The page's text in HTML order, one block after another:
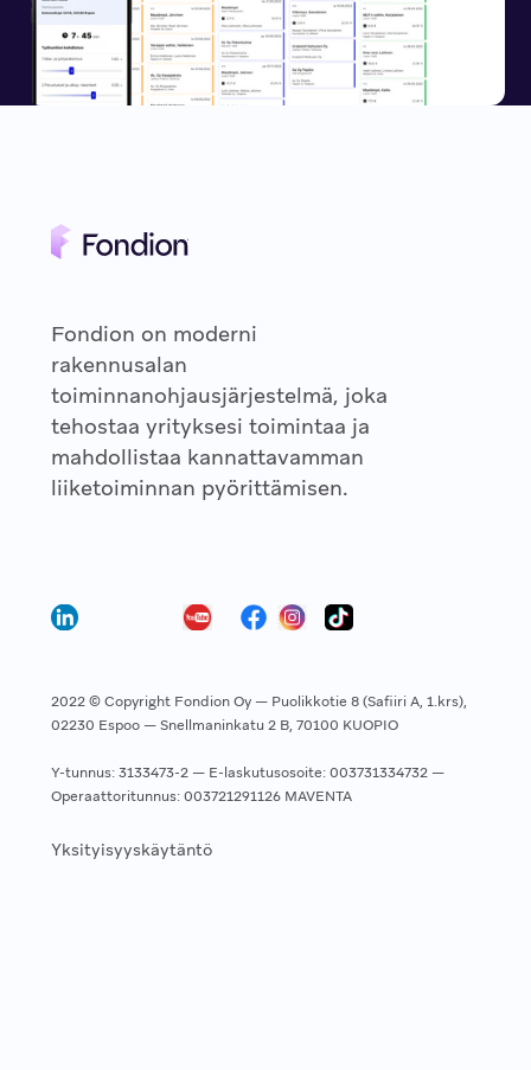
Fondion on moderni
rakennusalan
toiminnanohjausjärjestelmä, joka
tehostaa yrityksesi toimintaa ja
mahdollistaa kannattavamman
liiketoiminnan pyörittämisen.
2022 © Copyright Fondion Oy — Puolikkotie 8 (Safiiri A, 1.krs),
02230 Espoo — Snellmaninkatu 2 B, 70100 KUOPIO
Y-tunnus: 3133473-2 — E-laskutusosoite: 003731334732 —
Operaattoritunnus: 003721291126 MAVENTA
Yksityisyyskäytäntö